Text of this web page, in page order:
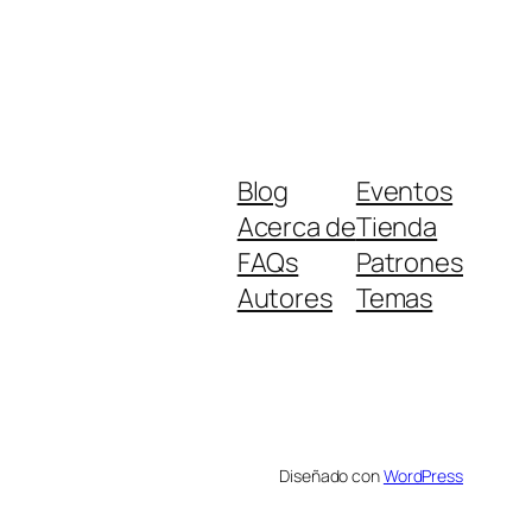
Blog
Acerca de
FAQs
Autores
Eventos
Tienda
Patrones
Temas
Diseñado conWordPress